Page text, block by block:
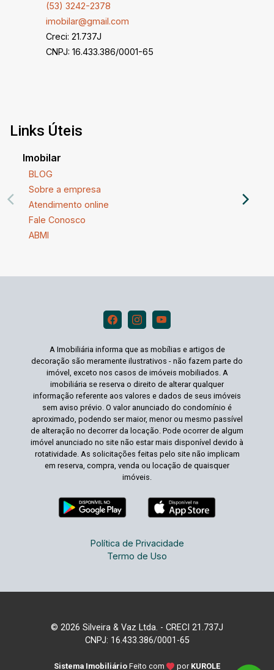
(53) 3242-2378
imobilar@gmail.com
Creci: 21.737J
CNPJ: 16.433.386/0001-65
Links Úteis
Imobilar
BLOG
Sobre a empresa
Atendimento online
Fale Conosco
ABMI
A Imobiliária informa que as mobílias e artigos de
decoração são meramente ilustrativos - não fazem parte do
imóvel, exceto nos casos de imóveis mobiliados. A
imobiliária se reserva o direito de alterar qualquer
informação referente aos valores e dados de seus imóveis
sem aviso prévio. O valor anunciado do condomínio é
aproximado, podendo ser maior, menor ou mesmo passível
de alteração no decorrer da locação. Pode ocorrer de algum
imóvel anunciado no site não estar mais disponível devido à
rotatividade. As solicitações feitas pelo site não implicam
em reserva, compra, venda ou locação de quaisquer
imóveis.
Política de Privacidade
Termo de Uso
© 2026 Silveira & Vaz Ltda. - CRECI 21.737J
CNPJ: 16.433.386/0001-65
Sistema Imobiliário Feito com por KUROLE